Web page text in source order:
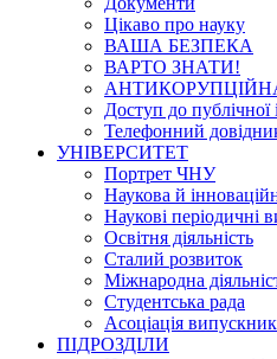
Цікаво про науку
ВАША БЕЗПЕКА
ВАРТО ЗНАТИ!
Доступ до публічної
Телефонний
УНІВЕРСИТЕТ
Портрет ЧНУ
Наукова й
Наукові періодичні
Освітня діяльність
Сталий розвиток
Міжнародна
Студентська рада
Асоціація
ПІДРОЗДІЛИ